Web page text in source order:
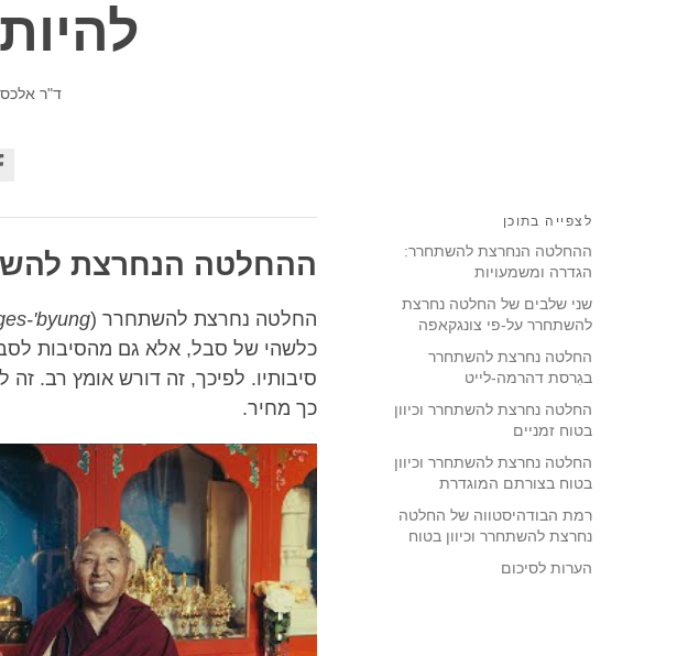
ד"ר
לצפייה בתוכן
ההחלטה הנחרצת להשתחרר:
הגדרה ומשמעויות
שני שלבים של החלטה נחרצת
להשתחרר על-פי צונגקאפה
החלטה נחרצת להשתחרר
בגִרסת דהרמה-לייט
החלטה נחרצת להשתחרר וכיוון
בטוח זמניים
החלטה נחרצת להשתחרר וכיוון
בטוח בצורתם המוגדרת
רמת הבודהיסטווה של החלטה
נחרצת להשתחרר וכיוון בטוח
הערות לסיכום
ההחלטה הנחרצת
החלטה נחרצת להשתחרר ('byung
כלשהי של סבל, אלא גם מהסיבות
סיבותיו. לפיכך, זה דורש אומץ רב.
כך מחיר.